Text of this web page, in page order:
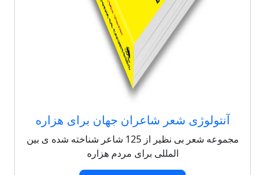
آنتولوژی شعر شاعران جهان برای هزاره
مجموعه شعر بی نظیر از 125 شاعر شناخته شده ی بین
المللی برای مردم هزاره